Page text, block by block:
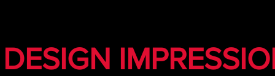
DESIGN